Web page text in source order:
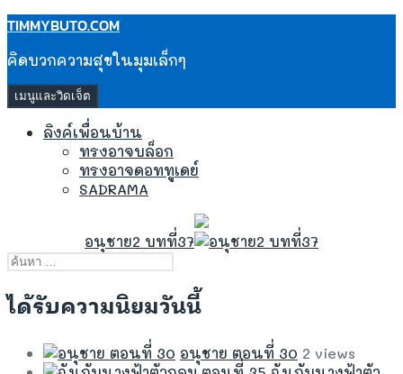
ข้าม
ไป
เนื้อหา
TIMMYBUTO.COM
คิดบวกความสุขในมุมเล็กๆ
เมนูและวิดเจ็ต
ลิงค์เพื่อนบ้าน
ทรงอาจบล็อก
ทรงอาจดอททูเดย์
SADRAMA
อนุชาย2 บทที่37
ค้นหา
ได้รับความนิยมวันนี้
อนุชาย ตอนที่ 30 2 views